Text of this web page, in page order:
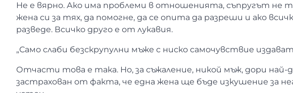
Не е вярно. Ако има проблеми в отношенията, съпругът не
жена си за тях, да помогне, да се опита да разреши и ако
разведе. Всичко друго е от лукавия.
„Само слаби безскрупулни мъже с ниско самочувствие
Отчасти това е така. Но, за съжаление, никой мъж, дори
застрахован от факта, че една жена ще бъде изкушение за